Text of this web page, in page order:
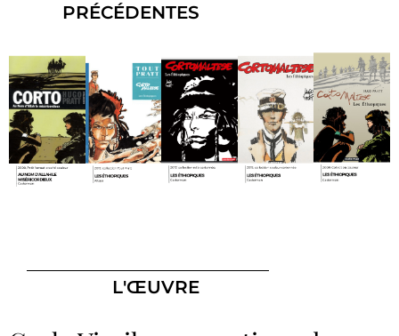
PRÉCÉDENTES
L'ŒUVRE